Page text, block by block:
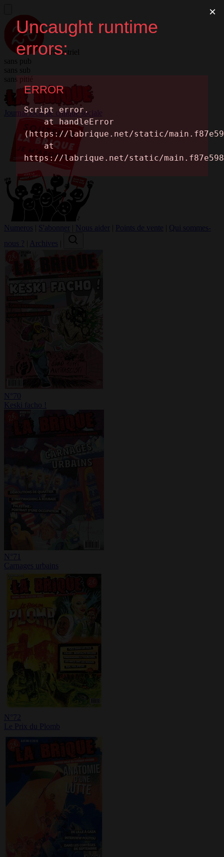
Trimestriel
sans pub
sans sub
sans pitié
Journal local de critique sociale
Numeros S'abonner Nous aider Points de vente
Qui sommes-
nous ?
Archives
N°70
Keski facho !
N°71
Carnages urbains
N°72
Le Prix du Plomb